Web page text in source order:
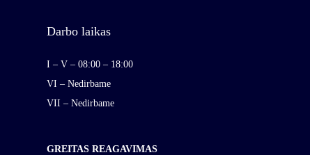
Darbo laikas
I – V – 08:00 – 18:00
VI – Nedirbame
VII – Nedirbame
GREITAS REAGAVIMAS